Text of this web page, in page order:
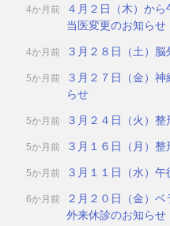
4か月前
４月２日（木）か
当医変更のお知らせ
4か月前 ３月２８日（土）
5か月前
３月２７日（金）
らせ
5か月前 ３月２４日（火）
5か月前 ３月１６日（月）
5か月前 ３月１１日（水）
6か月前
２月２０日（金）
外来休診のお知らせ